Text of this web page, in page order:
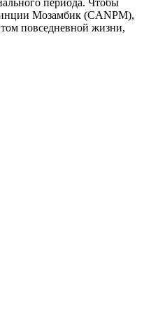
Мозамбик (CANPM),
повседневной жизни,